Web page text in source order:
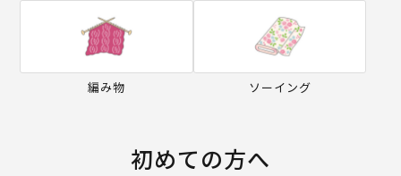
編み物 ソーイング
初めての方へ